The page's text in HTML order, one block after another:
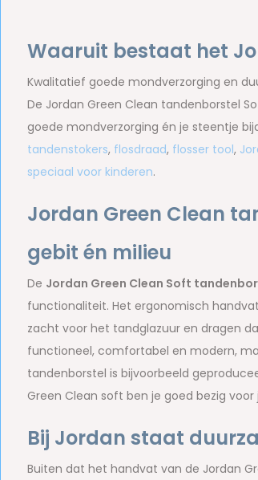
Waaruit bestaat het
Kwalitatief goede mondverzorging en
De Jordan Green Clean tandenborstel
goede mondverzorging én je steentje
tandenstokers, flosdraad, flosser tool,
speciaal voor kinderen.
Jordan Green Clean
gebit én milieu
De Jordan Green Clean Soft
functionaliteit. Het ergonomisch
zacht voor het tandglazuur en dragen
functioneel, comfortabel en modern,
tandenborstel is bijvoorbeeld
Green Clean soft ben je goed bezig
Bij Jordan staat
Buiten dat het handvat van de Jordan